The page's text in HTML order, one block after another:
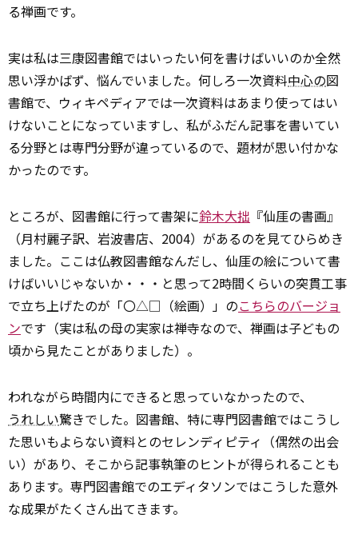
る禅画です。
実は私は三康図書館ではいったい何を書けばいいのか全然
思い浮かばず、悩んでいました。何しろ一次資料中心の図
書館で、ウィキペディアでは一次資料はあまり使ってはい
けないことになっていますし、私がふだん記事を書いてい
る分野とは専門分野が違っているので、題材が思い付かな
かったのです。
ところが、図書館に行って書架に鈴木大拙 『仙厓の書画』
（月村麗子訳、岩波書店、2004）があるのを見てひらめき
ました。ここは仏教図書館なんだし、仙厓の絵について書
けばいいじゃないか・・・と思って2時間くらいの突貫工事
で立ち上げたのが「〇△□（絵画）」のこちらのバージョ
ンです（実は私の母の実家は禅寺なので、禅画は子どもの
頃から見たことがありました）。
われながら時間内にできると思っていなかったので、
うれしい驚きでした。図書館、特に専門図書館ではこうし
た思いもよらない資料とのセレンディピティ（偶然の出会
い）があり、そこから記事執筆のヒントが得られることも
あります。専門図書館でのエディタソンではこうした意外
な成果がたくさん出てきます。